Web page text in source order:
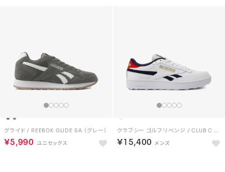
グライド / REEBOK GLIDE SA （グレー）
￥5,990
クラブシー ゴルフ リベンジ / CLUB C GOLF REVENGE （フットウェアホワイト）
￥15,400